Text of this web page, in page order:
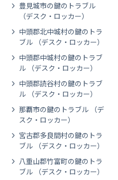
豊見城市の鍵のトラブル
（デスク・ロッカー）
中頭郡北中城村の鍵のトラ
ブル （デスク・ロッカー）
中頭郡中城村の鍵のトラブ
ル （デスク・ロッカー）
中頭郡読谷村の鍵のトラブ
ル （デスク・ロッカー）
那覇市の鍵のトラブル （デ
スク・ロッカー）
宮古郡多良間村の鍵のトラ
ブル （デスク・ロッカー）
八重山郡竹富町の鍵のトラ
ブル （デスク・ロッカー）